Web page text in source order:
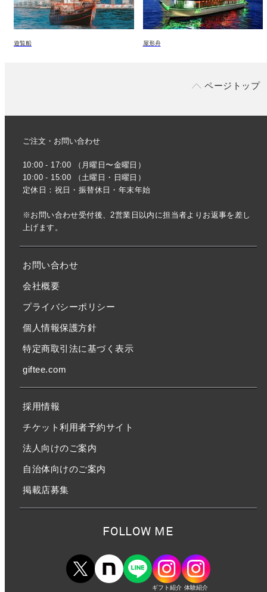
遊覧船 屋形舟
ページトップ
ご注文・お問い合わせ
10:00 - 17:00 （月曜日〜金曜日）
10:00 - 15:00 （土曜日・日曜日）
定休日：祝日・振替休日・年末年始
※お問い合わせ受付後、2営業日以内に担当者よりお返事を差し
上げます。
お問い合わせ
会社概要
プライバシーポリシー
個人情報保護方針
特定商取引法に基づく表示
giftee.com
採用情報
チケット利用者予約サイト
法人向けのご案内
自治体向けのご案内
掲載店募集
FOLLOW ME
ギフト紹介 体験紹介